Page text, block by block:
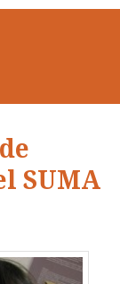
SUMA